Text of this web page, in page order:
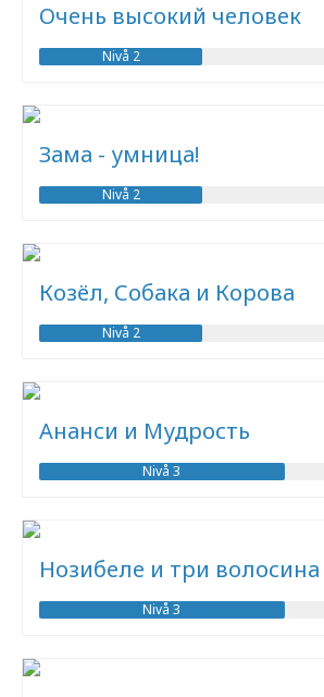
Очень высокий человек
Nivå 2
Зама - умница!
Nivå 2
Козёл, Собака и Корова
Nivå 2
Ананси и Мудрость
Nivå 3
Нозибеле и три волосина
Nivå 3